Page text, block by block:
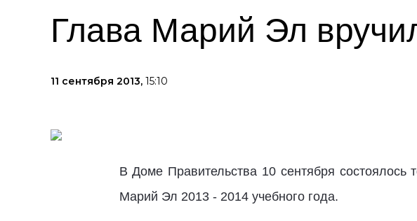
Глава Марий Эл
11 сентября 2013, 15:10
В Доме Правительства 10 сентября состоялось
Марий Эл 2013 - 2014 учебного года.